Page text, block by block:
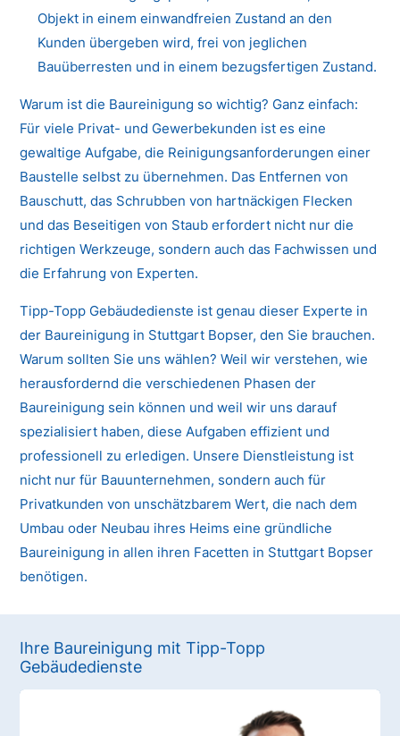
Objekt in einem einwandfreien Zustand an den
Kunden übergeben wird, frei von jeglichen
Bauüberresten und in einem bezugsfertigen Zustand.
Warum ist die Baureinigung so wichtig? Ganz einfach:
Für viele Privat- und Gewerbekunden ist es eine
gewaltige Aufgabe, die Reinigungsanforderungen einer
Baustelle selbst zu übernehmen. Das Entfernen von
Bauschutt, das Schrubben von hartnäckigen Flecken
und das Beseitigen von Staub erfordert nicht nur die
richtigen Werkzeuge, sondern auch das Fachwissen und
die Erfahrung von Experten.
Tipp-Topp Gebäudedienste ist genau dieser Experte in
der Baureinigung in Stuttgart Bopser, den Sie brauchen.
Warum sollten Sie uns wählen? Weil wir verstehen, wie
herausfordernd die verschiedenen Phasen der
Baureinigung sein können und weil wir uns darauf
spezialisiert haben, diese Aufgaben effizient und
professionell zu erledigen. Unsere Dienstleistung ist
nicht nur für Bauunternehmen, sondern auch für
Privatkunden von unschätzbarem Wert, die nach dem
Umbau oder Neubau ihres Heims eine gründliche
Baureinigung in allen ihren Facetten in Stuttgart Bopser
benötigen.
Ihre Baureinigung mit Tipp-Topp
Gebäudedienste